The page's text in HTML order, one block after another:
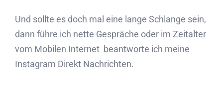
Und sollte es doch mal eine lange Schlange sein,
dann führe ich nette Gespräche oder im Zeitalter
vom Mobilen Internet beantworte ich meine
Instagram Direkt Nachrichten.